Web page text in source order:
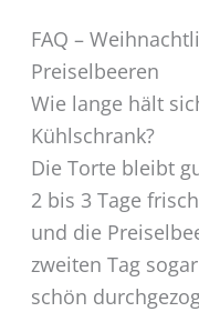
FAQ –
Preiselbeeren
Wie lange hält
Kühlschrank?
Die Torte bleibt
2 bis 3 Tage
und die
zweiten Tag
schön